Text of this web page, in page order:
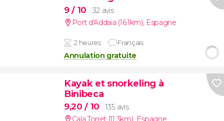
9/ 10
32 avis
Port d'Addaia (16.1km), Espagne
2 heures Français
Annulation gratuite
Kayak et snorkeling à
Binibeca
9,20/ 10
135 avis
Cala Torret (11.3km), Espagne